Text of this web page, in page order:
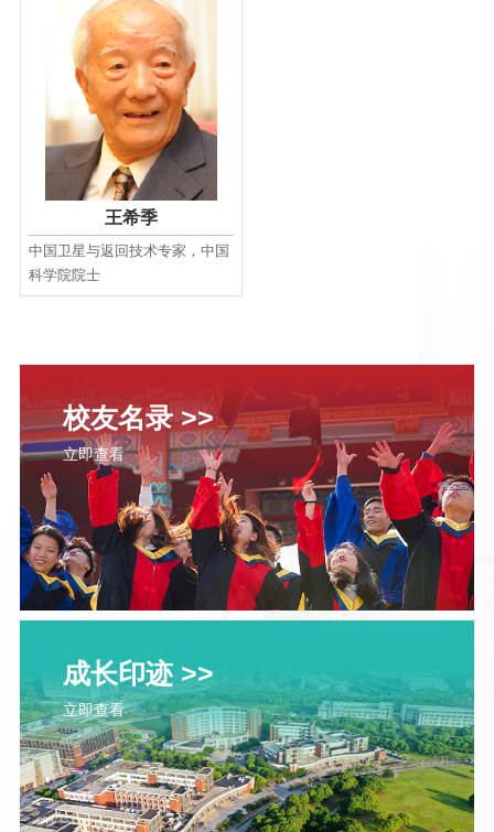
王希季
中国卫星与返回技术专家，中国
科学院院士
校友名录 >>
立即查看
成长印迹 >>
立即查看